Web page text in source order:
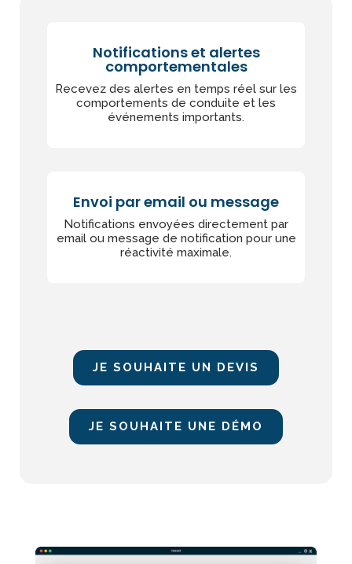
Notifications et alertes
comportementales
Recevez des alertes en temps réel sur les
comportements de conduite et les
événements importants.
Envoi par email ou message
Notifications envoyées directement par
email ou message de notification pour une
réactivité maximale.
JE SOUHAITE UN DEVIS
JE SOUHAITE UNE DÉMO